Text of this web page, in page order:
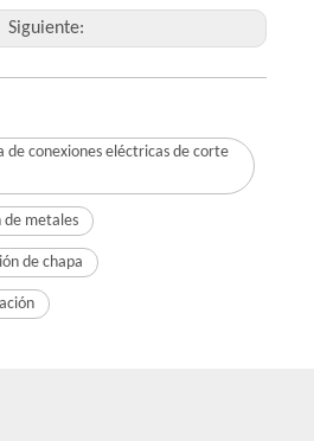
Siguiente:
de conexiones eléctricas de corte
de metales
de chapa